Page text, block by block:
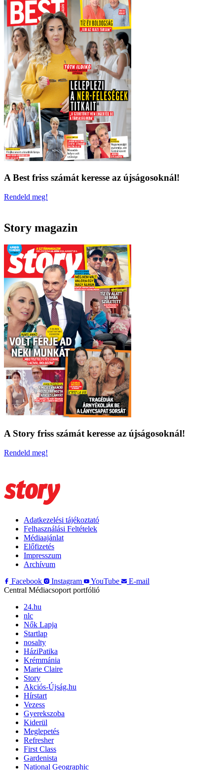
A Best friss számát keresse az újságosoknál!
Rendeld meg!
Story magazin
A Story friss számát keresse az újságosoknál!
Rendeld meg!
Adatkezelési tájékoztató
Felhasználási Feltételek
Médiaajánlat
Előfizetés
Impresszum
Archívum
Facebook
Instagram YouTube
E-mail
Central Médiacsoport portfólió
24.hu
nlc
Nők Lapja
Startlap
nosalty
HáziPatika
Krémmánia
Marie Claire
Story
Akciós-Újság.hu
Hírstart
Vezess
Gyerekszoba
Kiderül
Meglepetés
Refresher
First Class
Gardenista
National Geographic